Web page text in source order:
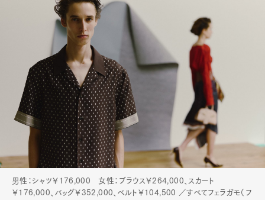
男性：シャツ￥176,000 女性：ブラウス￥264,000、スカート
￥176,000、バッグ￥352,000、ベルト￥104,500 ／すべてフェラガモ（フ